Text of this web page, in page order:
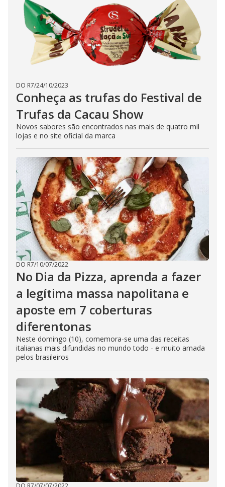
DO R7/24/10/2023
Conheça as trufas do Festival de
Trufas da Cacau Show
Novos sabores são encontrados nas mais de quatro mil
lojas e no site oficial da marca
DO R7/10/07/2022
No Dia da Pizza, aprenda a fazer
a legítima massa napolitana e
aposte em 7 coberturas
diferentonas
Neste domingo (10), comemora-se uma das receitas
italianas mais difundidas no mundo todo - e muito amada
pelos brasileiros